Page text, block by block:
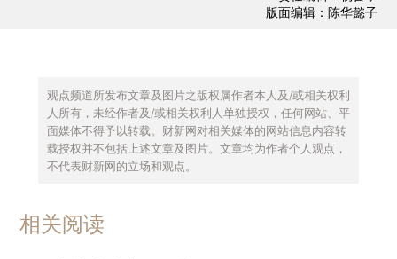
版面编辑：陈华懿子
观点频道所发布文章及图片之版权属作者本人及/或相关权利
人所有，未经作者及/或相关权利人单独授权，任何网站、平
面媒体不得予以转载。财新网对相关媒体的网站信息内容转
载授权并不包括上述文章及图片。文章均为作者个人观点，
不代表财新网的立场和观点。
相关阅读